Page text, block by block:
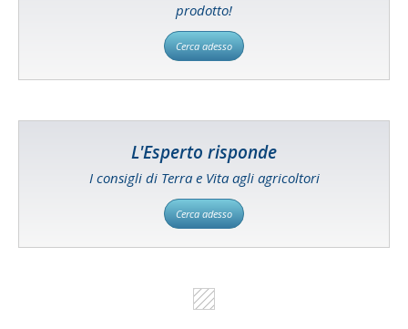
prodotto!
Cerca adesso
L'Esperto risponde
I consigli di Terra e Vita agli agricoltori
Cerca adesso